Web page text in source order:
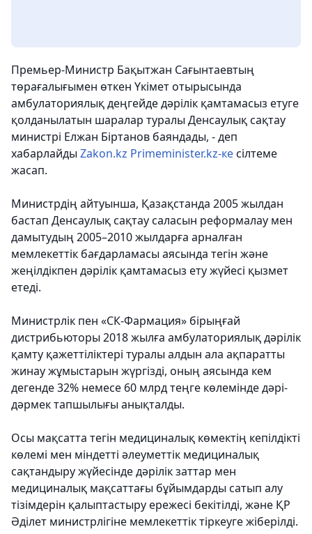
Премьер-Министр Бақытжан Сағынтаевтың
төрағалығымен өткен Үкімет отырысында
амбулаториялық деңгейде дәрілік қамтамасыз етуге
қолданылатын шаралар туралы Денсаулық сақтау
министрі Елжан Біртанов баяндады, - деп
хабарлайды Zakon.kz Primeminister.kz-кесілтеме
жасап.
Министрдің айтуынша, Қазақстанда 2005 жылдан
бастап Денсаулық сақтау саласын реформалау мен
дамытудың 2005–2010 жылдарға арналған
мемлекеттік бағдарламасы аясында тегін және
жеңілдікпен дәрілік қамтамасыз ету жүйесі қызмет
етеді.
Министрлік пен «СК-Фармация» бірыңғай
дистрибьюторы 2018 жылға амбулаториялық дәрілік
қамту қажеттіліктері туралы алдын ала ақпаратты
жинау жұмыстарын жүргізді, оның аясында кем
дегенде 32% немесе 60 млрд теңге көлемінде дәрі-
дәрмек тапшылығы анықталды.
Осы мақсатта тегін медициналық көмектің кепілдікті
көлемі мен міндетті әлеуметтік медициналық
сақтандыру жүйесінде дәрілік заттар мен
медициналық мақсаттағы бұйымдарды сатып алу
тізімдерін қалыптастыру ережесі бекітілді, және ҚР
Әділет министрлігіне мемлекеттік тіркеуге жіберілді.